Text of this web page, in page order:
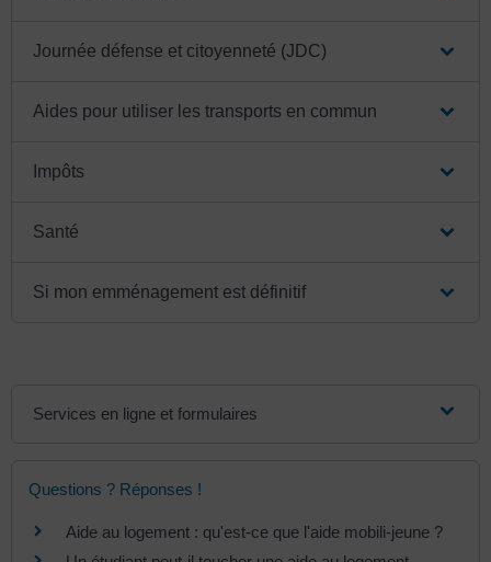
Journée défense et citoyenneté (JDC)
Aides pour utiliser les transports en commun
Impôts
Santé
Si mon emménagement est définitif
Services en ligne et formulaires
Questions ? Réponses !
Aide au logement : qu'est-ce que l'aide mobili-jeune ?